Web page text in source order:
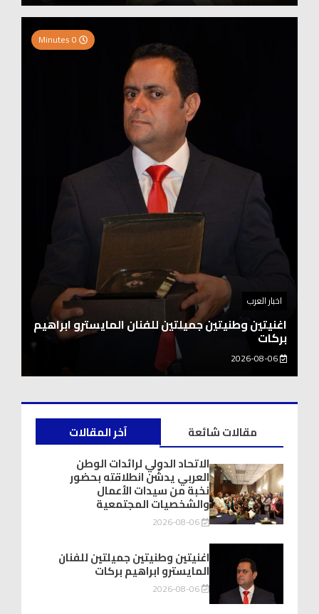
اخبار العرب
اغنيتين وطنيتين جميلتين للفنان المايسترو ابراهيم
بركات
2026-08-06
آخر المقالات
مقالات شائعة
الاتحاد الدولي لرائدات الوطن
العربي يدشّن انطلاقته بحضور
نخبة من سيدات الأعمال
والشخصيات المجتمعية
2026-08-06
اغنيتين وطنيتين جميلتين للفنان
المايسترو ابراهيم بركات
2026-08-06